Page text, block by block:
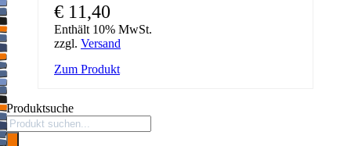
€ 11,40
Enthält 10% MwSt.
zzgl. Versand
Zum Produkt
Produktsuche
Products
search